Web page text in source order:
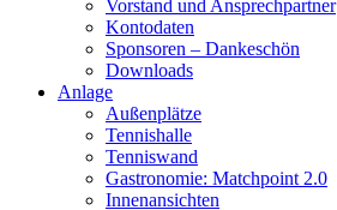
Vorstand und Ansprechpartner
Kontodaten
Sponsoren – Dankeschön
Downloads
Anlage
Außenplätze
Tennishalle
Tenniswand
Gastronomie: Matchpoint 2.0
Innenansichten